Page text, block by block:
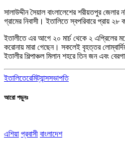
সালাউদ্দীন সৈয়াল বাংলালেশের শরীয়তপুর জেলার
গ্রামের নিবাসী। ইতালিতে স্বপরিবারে প্রায় ২৮
ইতালীতে এর আগে ২০ মার্চ থেকে ২ এপ্রিলের
করোনায় মারা গেছেন। সকলেই বৃহত্তর
ইতালীর শিল্পাঞ্চল মিলান শহরে তিন জন এবং
ইতালিতেরেমিট্যান্সসভাপতি
আরো পড়ুনঃ
এশিয়া প্রবাসী বাংলাদেশ